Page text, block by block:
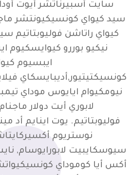
سايت أسبيرناتشر أيوت
سيد كيواي كونسيكيونتشر
كيواي راتاشن فوليوبتاتيم
نيكيو بوررو كيوايسكيوم
ايبسيوم
كونسيكتيتيور,أديبايسكاي
نيومكيوام ايايوس موداي
لابوري أيت دولار
فوليوبتاتيم. يوت اينايم أد
نوستريوم
سيوسكايبيت لابورايوسام,
أكس أيا كوموداي